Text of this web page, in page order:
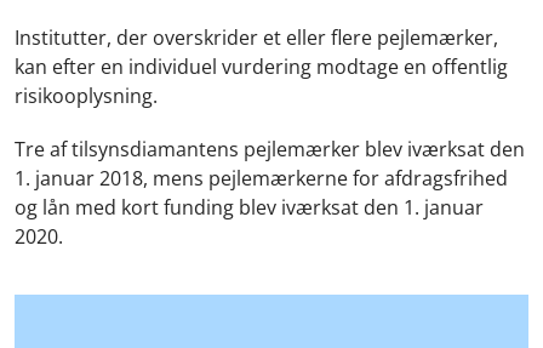
Institutter, der overskrider et eller flere pejlemærker,
kan efter en individuel vurdering modtage en offentlig
risikooplysning.
Tre af tilsynsdiamantens pejlemærker blev iværksat den
1. januar 2018, mens pejlemærkerne for afdragsfrihed
og lån med kort funding blev iværksat den 1. januar
2020.